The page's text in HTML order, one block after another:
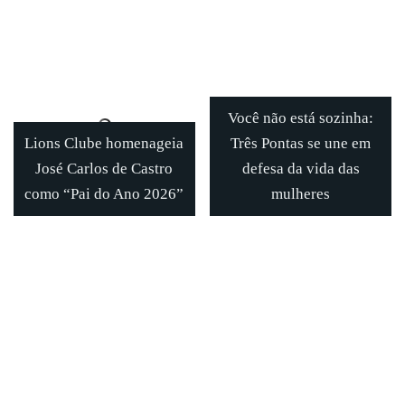
Lions Clube homenageia
José Carlos de Castro
como “Pai do Ano 2026”
Você não está sozinha:
Três Pontas se une em
defesa da vida das
mulheres